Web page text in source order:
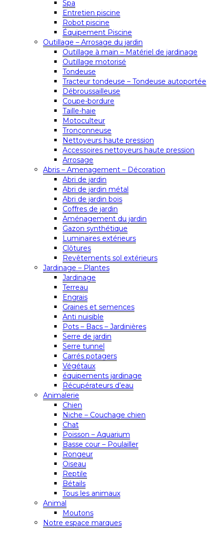
Spa
Entretien piscine
Robot piscine
Équipement Piscine
Outillage – Arrosage du jardin
Outillage à main – Matériel de jardinage
Outillage motorisé
Tondeuse
Tracteur tondeuse – Tondeuse autoportée
Débroussailleuse
Coupe-bordure
Taille-haie
Motoculteur
Tronçonneuse
Nettoyeurs haute pression
Accessoires nettoyeurs haute pression
Arrosage
Abris – Amenagement – Décoration
Abri de jardin
Abri de jardin métal
Abri de jardin bois
Coffres de jardin
Aménagement du jardin
Gazon synthétique
Luminaires extérieurs
Clôtures
Revêtements sol extérieurs
Jardinage – Plantes
Jardinage
Terreau
Engrais
Graines et semences
Anti nuisible
Pots – Bacs – Jardinières
Serre de jardin
Serre tunnel
Carrés potagers
Végétaux
équipements jardinage
Récupérateurs d’eau
Animalerie
Chien
Niche – Couchage chien
Chat
Poisson – Aquarium
Basse cour – Poulailler
Rongeur
Oiseau
Reptile
Bétails
Tous les animaux
Animal
Moutons
Notre espace marques